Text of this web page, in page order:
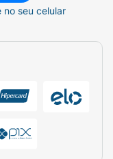
seu celular